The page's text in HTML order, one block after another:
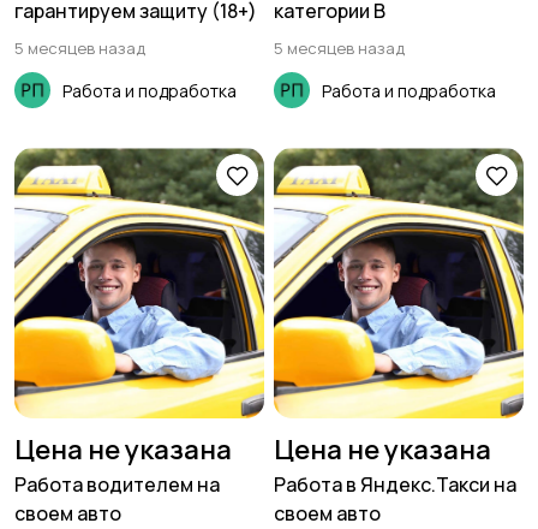
гарантируем защиту (18+)
5 месяцев назад
Работа и подработка
категории В
5 месяцев назад
Работа и подработка
Цена не указана
Работа водителем на
своем авто
Цена не указана
Работа в Яндекс.Такси на
своем авто